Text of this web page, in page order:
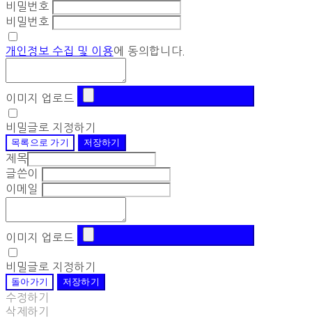
비밀번호
비밀번호
개인정보 수집 및 이용에 동의합니다.
이미지 업로드
비밀글로 지정하기
목록으로 가기
저장하기
제목
글쓴이
이메일
이미지 업로드
비밀글로 지정하기
돌아가기
저장하기
수정하기
삭제하기